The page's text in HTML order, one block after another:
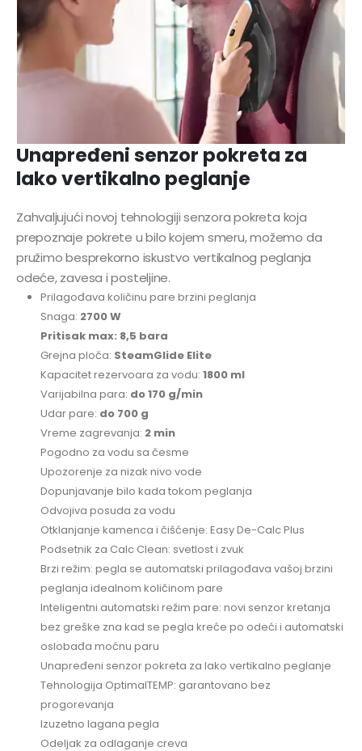
Unapređeni senzor pokreta za
lako vertikalno peglanje
Zahvaljujući novoj tehnologiji senzora pokreta koja
prepoznaje pokrete u bilo kojem smeru, možemo da
pružimo besprekorno iskustvo vertikalnog peglanja
odeće, zavesa i posteljine.
Prilagođava količinu pare brzini peglanja
Snaga: 2700 W
Pritisak max: 8,5 bara
Grejna ploča: SteamGlide Elite
Kapacitet rezervoara za vodu: 1800 ml
Varijabilna para: do 170 g/min
Udar pare: do 700 g
Vreme zagrevanja: 2 min
Pogodno za vodu sa česme
Upozorenje za nizak nivo vode
Dopunjavanje bilo kada tokom peglanja
Odvojiva posuda za vodu
Otklanjanje kamenca i čišćenje: Easy De-Calc Plus
Podsetnik za Calc Clean: svetlost i zvuk
Brzi režim: pegla se automatski prilagođava vašoj brzini
peglanja idealnom količinom pare
Inteligentni automatski režim pare: novi senzor kretanja
bez greške zna kad se pegla kreće po odeći i automatski
oslobađa moćnu paru
Unapređeni senzor pokreta za lako vertikalno peglanje
Tehnologija OptimalTEMP: garantovano bez
progorevanja
Izuzetno lagana pegla
Odeljak za odlaganje creva